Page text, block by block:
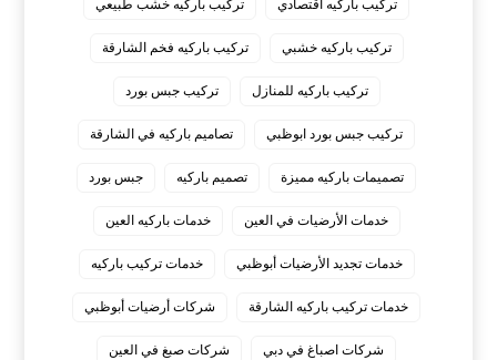
تركيب باركيه اقتصادي تركيب باركيه خشب طبيعي
تركيب باركيه خشبي تركيب باركيه فخم الشارقة
تركيب باركيه للمنازل تركيب جبس بورد
تركيب جبس بورد ابوظبي تصاميم باركيه في الشارقة
تصميمات باركيه مميزة تصميم باركيه جبس بورد
خدمات الأرضيات في العين خدمات باركيه العين
خدمات تجديد الأرضيات أبوظبي خدمات تركيب باركيه
خدمات تركيب باركيه الشارقة شركات أرضيات أبوظبي
شركات اصباغ في دبي شركات صبغ في العين